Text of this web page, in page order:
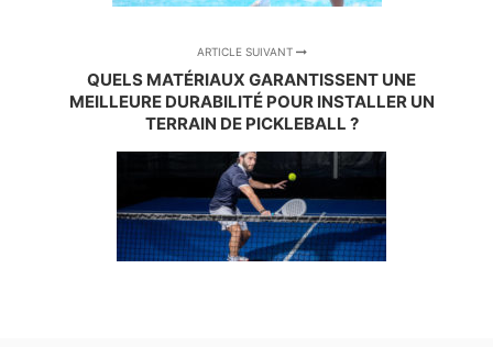
ARTICLE SUIVANT
QUELS MATÉRIAUX GARANTISSENT UNE
MEILLEURE DURABILITÉ POUR INSTALLER UN
TERRAIN DE PICKLEBALL ?